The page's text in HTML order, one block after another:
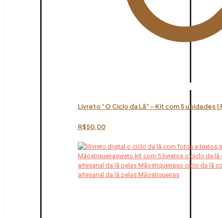
Livreto “O Ciclo da Lã” – Kit com 5 unidades
R$50,00